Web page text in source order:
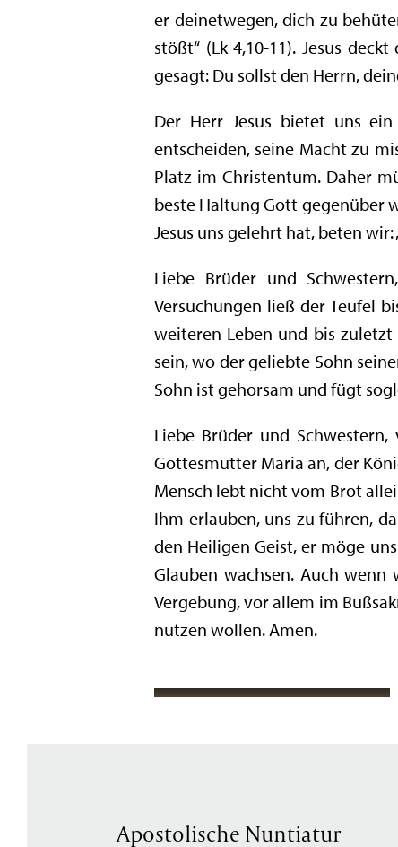
er deinetwegen, dich zu
stößt“ (Lk 4,10-11). Jesus
gesagt: Du sollst den Herrn,
Der Herr Jesus bietet uns
entscheiden, seine Macht zu
Platz im Christentum. Daher
beste Haltung Gott gegenüber
Jesus uns gelehrt hat, beten
Liebe Brüder und
Versuchungen ließ der Teufel
weiteren Leben und bis
sein, wo der geliebte Sohn
Sohn ist gehorsam und fügt
Liebe Brüder und
Gottesmutter Maria an, der
Mensch lebt nicht vom Brot
Ihm erlauben, uns zu führen,
den Heiligen Geist, er möge
Glauben wachsen. Auch
Vergebung, vor allem im
nutzen wollen. Amen.
Apostolische Nuntiatur